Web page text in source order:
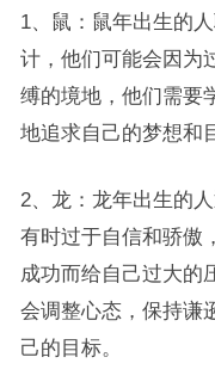
1、鼠：鼠年出生的
计，他们可能会因为
缚的境地，他们需要
地追求自己的梦想和
2、龙：龙年出生的
有时过于自信和骄傲
成功而给自己过大的
会调整心态，保持谦
己的目标。